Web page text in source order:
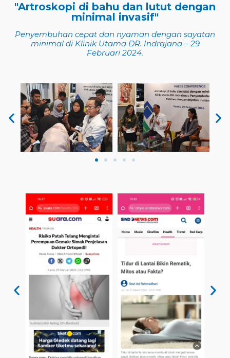
"Artroskopi di bahu dan lutut dengan
minimal invasif"
Penyembuhan cepat dan nyaman dengan sayatan
minimal di Klinik Utama DR. Indrajana – 29
Februari 2024.